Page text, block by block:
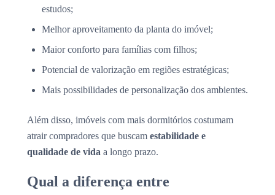
estudos;
Melhor aproveitamento da planta do imóvel;
Maior conforto para famílias com filhos;
Potencial de valorização em regiões estratégicas;
Mais possibilidades de personalização dos ambientes.
Além disso, imóveis com mais dormitórios costumam
atrair compradores que buscam estabilidade e
qualidade de vida a longo prazo.
Qual a diferença entre